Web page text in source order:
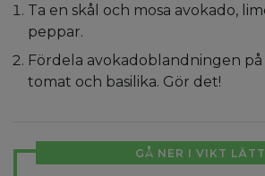
Ta en skål och mosa avokado,
peppar.
Fördela avokadoblandningen
tomat och basilika. Gör det!
GÅ NER I VIKT LÄTT